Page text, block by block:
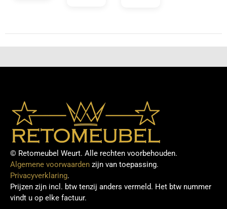
© Retomeubel Weurt. Alle rechten voorbehouden.
Algemene voorwaarden zijn van toepassing.
Privacyverklaring.
Prijzen zijn incl. btw tenzij anders vermeld. Het btw nummer
vindt u op elke factuur.